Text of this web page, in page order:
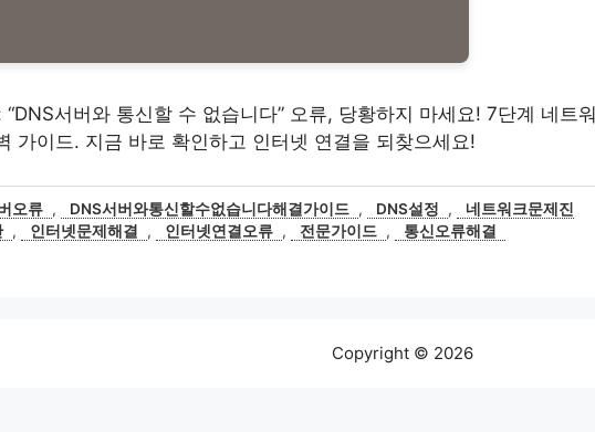
서버와 통신할 수 없습니다” 오류, 당황하지 마세요! 7단계 네트워
가이드. 지금 바로 확인하고 인터넷 연결을 되찾으세요!
오류 , DNS서버와통신할수없습니다해결가이드 , DNS설정 ,
네트워크문제진
, 인터넷문제해결 , 인터넷연결오류 , 전문가이드 , 통신오류해결
Copyright © 2026